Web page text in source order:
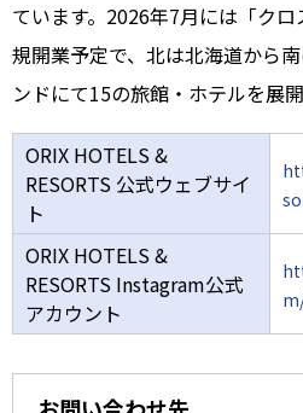
ています。2026年7月には「ク
規開業予定で、北は北海道から
ンドにて15の旅館・ホテルを展開
ORIX HOTELS &
RESORTS 公式ウェブサイ
ト
ORIX HOTELS &
RESORTS Instagram公式
アカウント